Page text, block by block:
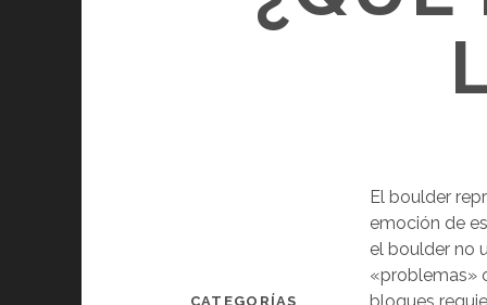
El boulder
emoción de
el boulder no
«problemas»
CATEGORÍAS